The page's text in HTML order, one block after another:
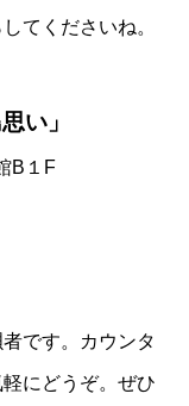
てくださいね。
い」
B１F
です。カウンタ
にどうぞ。ぜひ